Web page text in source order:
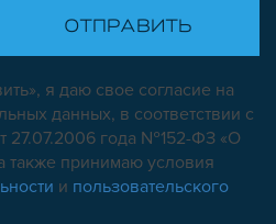
я даю свое согласие на
данных, в соответствии с
27.07.2006 года №152-ФЗ «О
также принимаю условия
и пользовательского